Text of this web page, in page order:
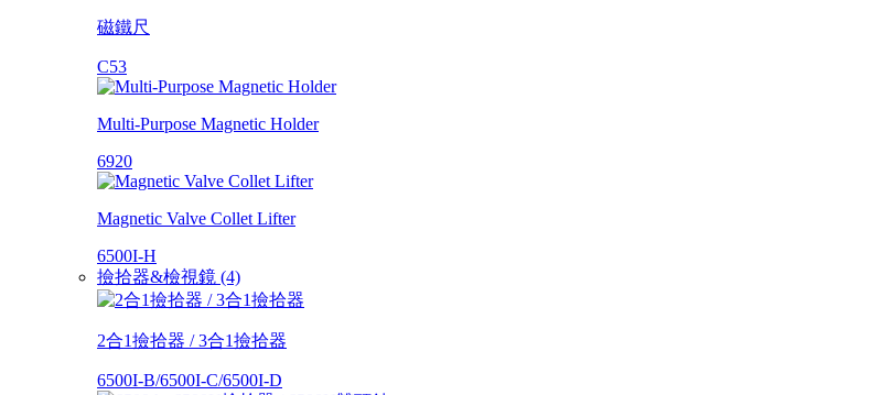
磁鐵尺
C53
Multi-Purpose Magnetic Holder
6920
Magnetic Valve Collet Lifter
6500I-H
撿拾器&檢視鏡 (4)
2合1撿拾器 / 3合1撿拾器
6500I-B/6500I-C/6500I-D